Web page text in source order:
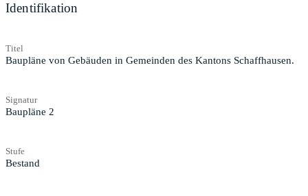
Identifikation
Titel
Baupläne von Gebäuden in Gemeinden des Kantons Schaffhausen.
Signatur
Baupläne 2
Stufe
Bestand